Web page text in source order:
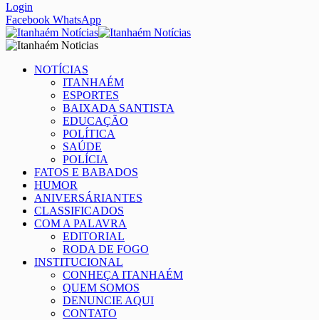
Login
Facebook WhatsApp
NOTÍCIAS
ITANHAÉM
ESPORTES
BAIXADA SANTISTA
EDUCAÇÃO
POLÍTICA
SAÚDE
POLÍCIA
FATOS E BABADOS
HUMOR
ANIVERSÁRIANTES
CLASSIFICADOS
COM A PALAVRA
EDITORIAL
RODA DE FOGO
INSTITUCIONAL
CONHEÇA ITANHAÉM
QUEM SOMOS
DENUNCIE AQUI
CONTATO